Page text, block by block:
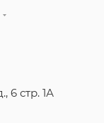
6 стр. 1А